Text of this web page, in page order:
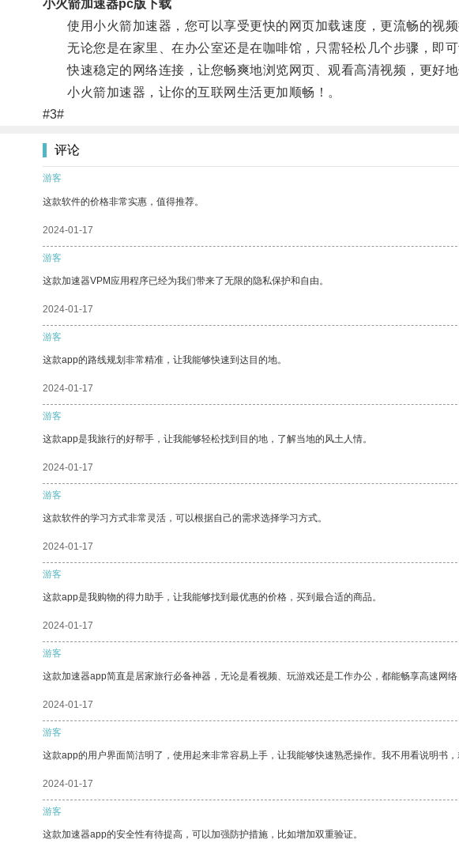
小火箭加速器pc版下载
使用小火箭加速器，您可以享受更快的网页加载速度，更流畅的视频
无论您是在家里、在办公室还是在咖啡馆，只需轻松几个步骤，即可
快速稳定的网络连接，让您畅爽地浏览网页、观看高清视频，更好地
小火箭加速器，让你的互联网生活更加顺畅！。
#3#
评论
游客
这款软件的价格非常实惠，值得推荐。
2024-01-17
游客
这款加速器VPM应用程序已经为我们带来了无限的隐私保护和自由。
2024-01-17
游客
这款app的路线规划非常精准，让我能够快速到达目的地。
2024-01-17
游客
这款app是我旅行的好帮手，让我能够轻松找到目的地，了解当地的风土人情。
2024-01-17
游客
这款软件的学习方式非常灵活，可以根据自己的需求选择学习方式。
2024-01-17
游客
这款app是我购物的得力助手，让我能够找到最优惠的价格，买到最合适的商品。
2024-01-17
游客
这款加速器app简直是居家旅行必备神器，无论是看视频、玩游戏还是工作办公，都能畅享高速网
2024-01-17
游客
这款app的用户界面简洁明了，使用起来非常容易上手，让我能够快速熟悉操作。我不用看说明书，
2024-01-17
游客
这款加速器app的安全性有待提高，可以加强防护措施，比如增加双重验证。